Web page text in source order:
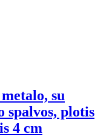
su
plotis
4 cm